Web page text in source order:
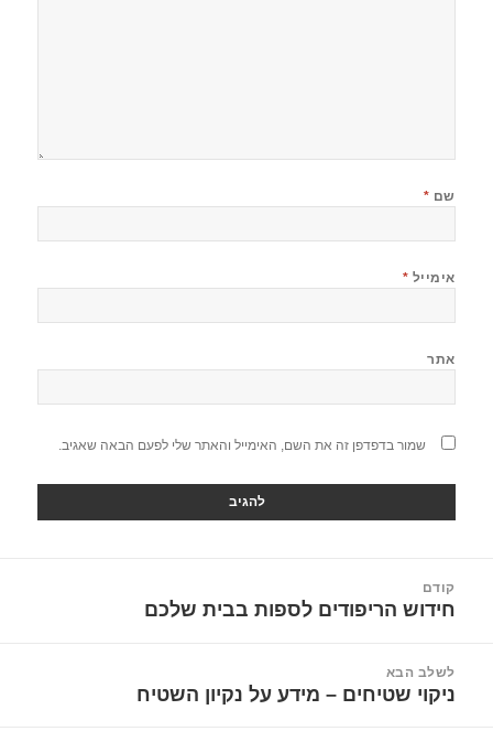
שם *
אימייל *
אתר
שמור בדפדפן זה את השם, האימייל והאתר שלי לפעם הבאה שאגיב.
קודם
הפוסט
חידוש הריפודים לספות בבית שלכם
לשלב הבא
הפוסט
ניקוי שטיחים – מידע על נקיון השטיח